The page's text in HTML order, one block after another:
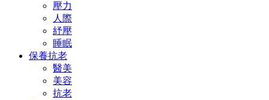
壓力
人際
紓壓
睡眠
保養抗老
醫美
美容
抗老